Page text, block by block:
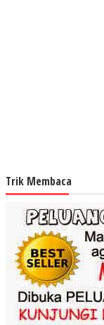
Trik Membaca